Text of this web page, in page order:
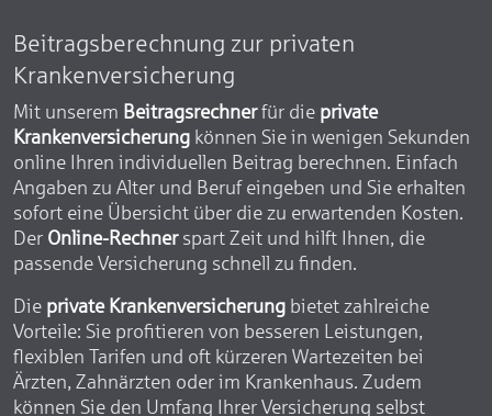
Beitragsberechnung zur privaten
Krankenversicherung
Mit unserem Beitragsrechnerfür die private
Krankenversicherung können Sie in wenigen Sekunden
online Ihren individuellen Beitrag berechnen. Einfach
Angaben zu Alter und Beruf eingeben und Sie erhalten
sofort eine Übersicht über die zu erwartenden Kosten.
Der Online-Rechnerspart Zeit und hilft Ihnen, die
passende Versicherung schnell zu finden.
Die private Krankenversicherung bietet zahlreiche
Vorteile: Sie profitieren von besseren Leistungen,
flexiblen Tarifen und oft kürzeren Wartezeiten bei
Ärzten, Zahnärzten oder im Krankenhaus. Zudem
können Sie den Umfang Ihrer Versicherung selbst